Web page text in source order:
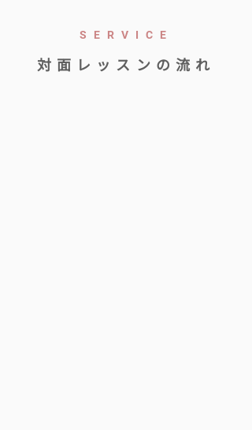
SERVICE
対面レッスンの流れ